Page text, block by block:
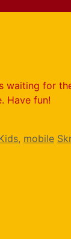
for
Have fun!
, mobile